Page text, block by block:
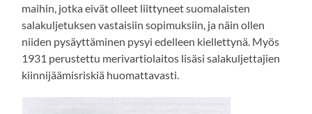
maihin, jotka eivät olleet liittyneet suomalaisten
salakuljetuksen vastaisiin sopimuksiin, ja näin ollen
niiden pysäyttäminen pysyi edelleen kiellettynä. Myös
1931 perustettu merivartiolaitos lisäsi salakuljettajien
kiinnijäämisriskiä huomattavasti.